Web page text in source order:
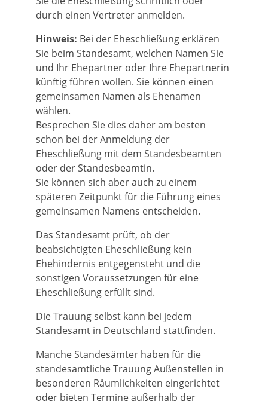
durch einen Vertreter anmelden.
Hinweis: Bei der Eheschließung erklären
Sie beim Standesamt, welchen Namen Sie
und Ihr Ehepartner oder Ihre Ehepartnerin
künftig führen wollen. Sie können einen
gemeinsamen Namen als Ehenamen
wählen.
Besprechen Sie dies daher am besten
schon bei der Anmeldung der
Eheschließung mit dem Standesbeamten
oder der Standesbeamtin.
Sie können sich aber auch zu einem
späteren Zeitpunkt für die Führung eines
gemeinsamen Namens entscheiden.
Das Standesamt prüft, ob der
beabsichtigten Eheschließung kein
Ehehindernis entgegensteht und die
sonstigen Voraussetzungen für eine
Eheschließung erfüllt sind.
Die Trauung selbst kann bei jedem
Standesamt in Deutschland stattfinden.
Manche Standesämter haben für die
standesamtliche Trauung Außenstellen in
besonderen Räumlichkeiten eingerichtet
oder bieten Termine außerhalb der